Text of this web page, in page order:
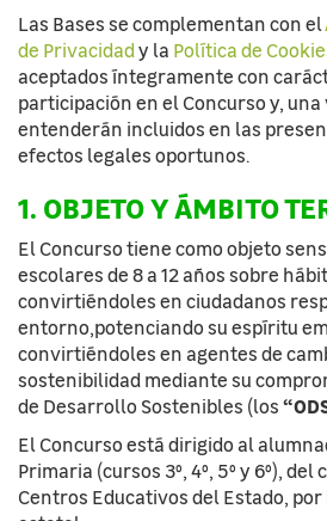
Las Bases se complementan con el
de Privacidady la Política de
aceptados íntegramente con
participación en el Concurso y, una
entenderán incluidos en las
efectos legales oportunos.
1. OBJETO Y ÁMBITO
El Concurso tiene como objeto
escolares de 8 a 12 años sobre
convirtiéndoles en ciudadanos
entorno,potenciando su espíritu
convirtiéndoles en agentes de
sostenibilidad mediante su
de Desarrollo Sostenibles (los
El Concurso está dirigido al
Primaria (cursos 3º, 4º, 5º y 6º),
Centros Educativos del Estado, por